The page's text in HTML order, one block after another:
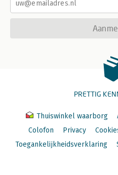
PRETTIG
Thuiswinkel waarborg
Colofon
Privacy
Toegankelijkheidsverklaring